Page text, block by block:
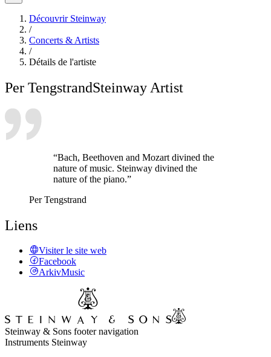
Découvrir Steinway
/
Concerts & Artists
/
Détails de l'artiste
Per TengstrandSteinway Artist
“Bach, Beethoven and Mozart divined the
nature of music. Steinway divined the
nature of the piano.”
Per Tengstrand
Liens
Visiter le site web
Facebook
ArkivMusic
Steinway & Sons footer navigation
Instruments Steinway